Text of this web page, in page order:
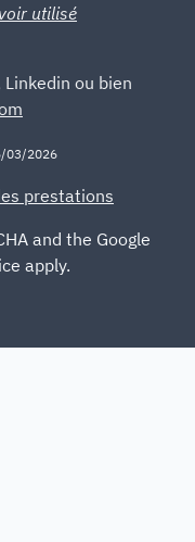
utilisé
ou bien
03/2026
prestations
and the Google
apply.